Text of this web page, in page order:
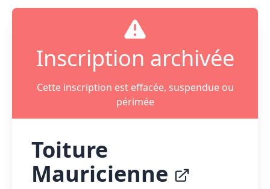
Inscription archivée
Cette inscription est effacée, suspendue ou
périmée
Toiture
Mauricienne